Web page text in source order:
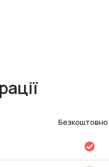
Безкоштовно